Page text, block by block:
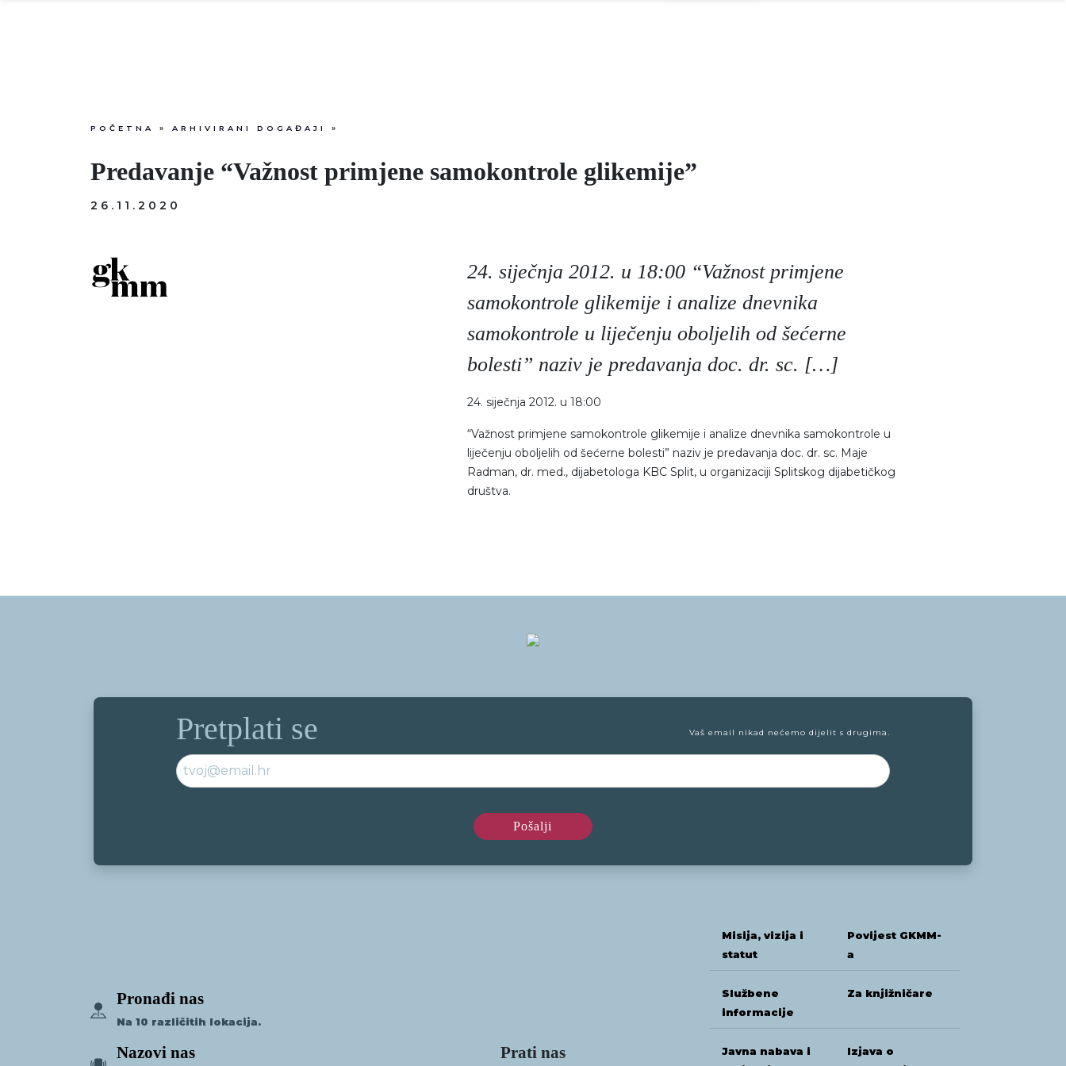
POČETNA » ARHIVIRANI DOGAĐAJI »
Predavanje “Važnost primjene samokontrole glikemije”
26.11.2020
24. siječnja 2012. u 18:00 “Važnost primjene
samokontrole glikemije i analize dnevnika
samokontrole u liječenju oboljelih od šećerne
bolesti” naziv je predavanja doc. dr. sc. […]
24. siječnja 2012. u 18:00
“Važnost primjene samokontrole glikemije i analize dnevnika samokontrole u
liječenju oboljelih od šećerne bolesti” naziv je predavanja doc. dr. sc. Maje
Radman, dr. med., dijabetologa KBC Split, u organizaciji Splitskog dijabetičkog
društva.
Pretplati se Vaš email nikad nećemo dijelit s drugima.
Pronađi nas
Na 10 različitih lokacija.
Nazovi nas Prati nas
Misija, vizija i
statut
Povijest GKMM-
a
Službene
informacije
Za knjižničare
Javna nabava i
Izjava o